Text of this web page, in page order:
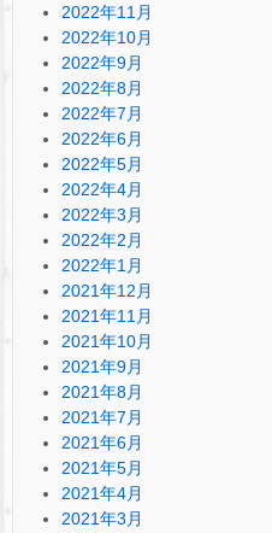
2022年11月
2022年10月
2022年9月
2022年8月
2022年7月
2022年6月
2022年5月
2022年4月
2022年3月
2022年2月
2022年1月
2021年12月
2021年11月
2021年10月
2021年9月
2021年8月
2021年7月
2021年6月
2021年5月
2021年4月
2021年3月